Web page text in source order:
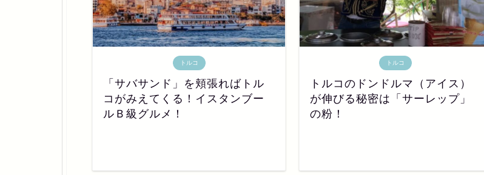
トルコ
「サバサンド」を頬張ればトル
コがみえてくる！イスタンブー
ルＢ級グルメ！
トルコ
トルコのドンドルマ（アイス）
が伸びる秘密は「サーレップ」
の粉！